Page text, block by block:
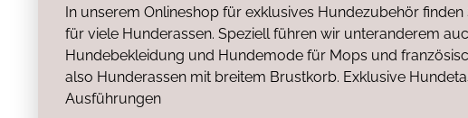
In unserem Onlineshop für exklusives Hundezubehör finden
für viele Hunderassen. Speziell führen wir unteranderem
Hundebekleidung und Hundemode für Mops und
also Hunderassen mit breitem Brustkorb. Exklusive
Ausführungen